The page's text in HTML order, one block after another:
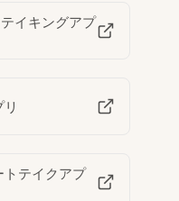
イキングアプ
テイクアプ